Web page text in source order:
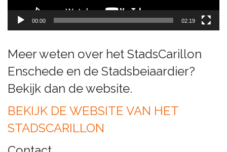
00:00 02:19
Meer weten over het StadsCarillon
Enschede en de Stadsbeiaardier?
Bekijk dan de website.
BEKIJK DE WEBSITE VAN HET
STADSCARILLON